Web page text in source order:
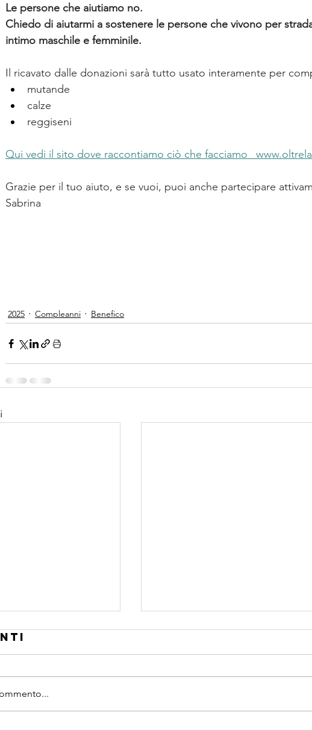
Le persone che aiutiamo no.
Chiedo di aiutarmi a sostenere le persone che vivono per
intimo maschile e femminile.
Il ricavato dalle donazioni sarà tutto usato interamente per
mutande
calze
reggiseni
Qui vedi il sito dove raccontiamo ciò che facciamo_
Grazie per il tuo aiuto, e se vuoi, puoi anche partecipare
Sabrina
2025 Compleanni Benefico